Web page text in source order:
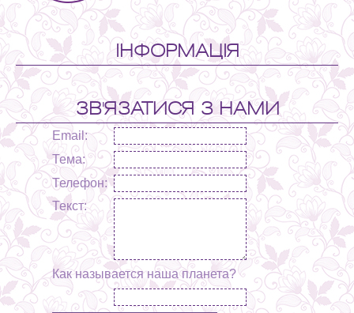
ІНФОРМАЦІЯ
ЗВ'ЯЗАТИСЯ З НАМИ
Email:
Тема:
Телефон:
Текст:
Как называется наша планета?